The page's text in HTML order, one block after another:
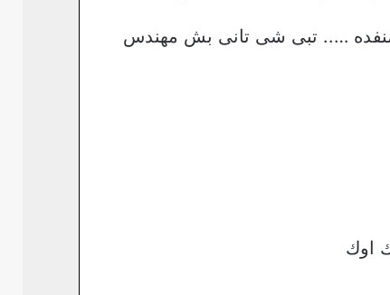
….. تبى شى تانى بش مهندس
اوك